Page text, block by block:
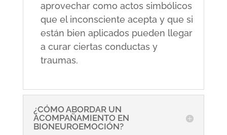
aprovechar como actos simbólicos
que el inconsciente acepta y que si
están bien aplicados pueden llegar
a curar ciertas conductas y
traumas.
¿CÓMO ABORDAR UN
ACOMPAÑAMIENTO EN
BIONEUROEMOCIÓN?